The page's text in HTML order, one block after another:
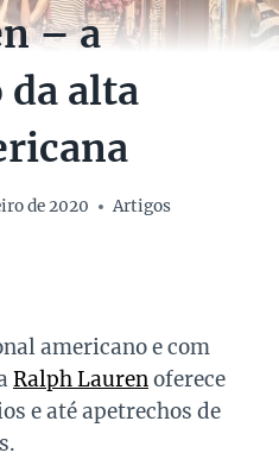
– a
alta
de 2020 Artigos
americano e com
Ralph Laurenoferece
e até apetrechos de